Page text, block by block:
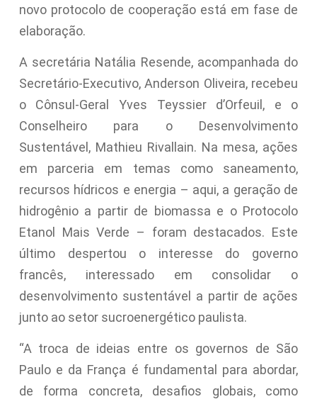
novo protocolo de cooperação está em fase de
elaboração.
A secretária Natália Resende, acompanhada do
Secretário-Executivo, Anderson Oliveira, recebeu
o Cônsul-Geral Yves Teyssier d’Orfeuil, e o
Conselheiro para o Desenvolvimento
Sustentável, Mathieu Rivallain. Na mesa, ações
em parceria em temas como saneamento,
recursos hídricos e energia – aqui, a geração de
hidrogênio a partir de biomassa e o Protocolo
Etanol Mais Verde – foram destacados. Este
último despertou o interesse do governo
francês, interessado em consolidar o
desenvolvimento sustentável a partir de ações
junto ao setor sucroenergético paulista.
“A troca de ideias entre os governos de São
Paulo e da França é fundamental para abordar,
de forma concreta, desafios globais, como